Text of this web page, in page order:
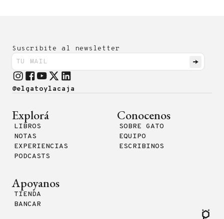
Suscribite al newsletter
@elgatoylacaja
Explorá
LIBROS
NOTAS
EXPERIENCIAS
PODCASTS
Conocenos
SOBRE GATO
EQUIPO
ESCRIBINOS
Apoyanos
TIENDA
BANCAR